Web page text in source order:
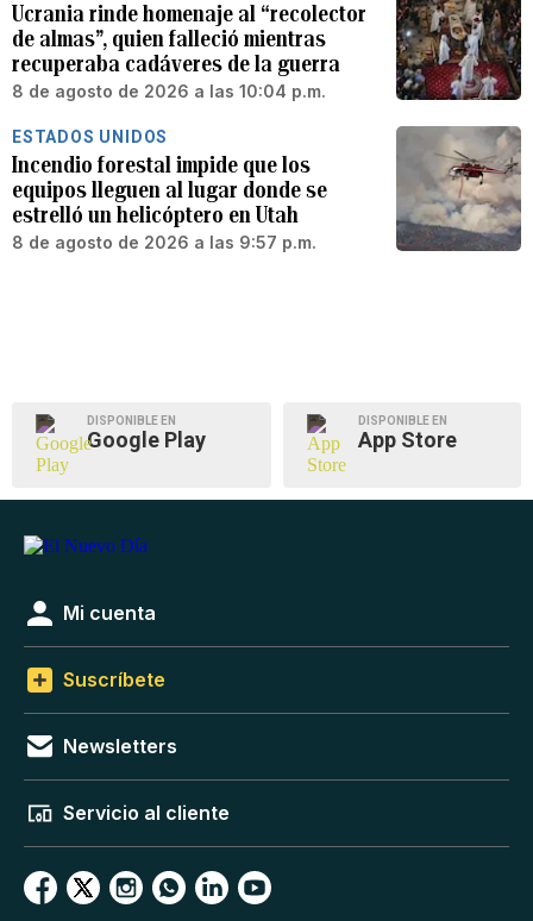
Ucrania rinde homenaje al “recolector
de almas”, quien falleció mientras
recuperaba cadáveres de la guerra
8 de agosto de 2026 a las 10:04 p.m.
ESTADOS UNIDOS
Incendio forestal impide que los
equipos lleguen al lugar donde se
estrelló un helicóptero en Utah
8 de agosto de 2026 a las 9:57 p.m.
DISPONIBLE EN
Google Play
DISPONIBLE EN
App Store
Mi cuenta
Suscríbete
Newsletters
Servicio al cliente